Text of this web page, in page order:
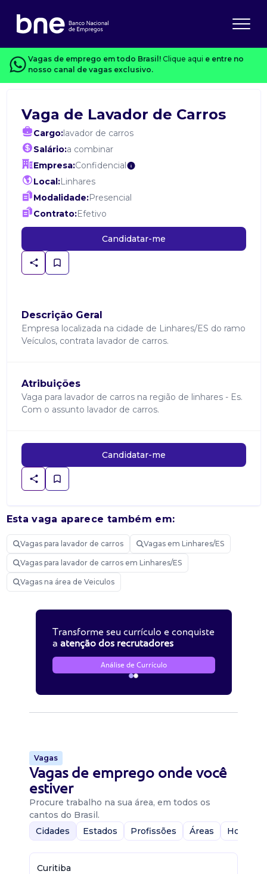
Vagas de emprego em todo Brasil! Clique aqui e entre no
nosso canal de vagas exclusivo.
Vaga de Lavador de Carros
Cargo:lavador de carros
Salário:a combinar
Empresa:Confidencial
Local:Linhares
Modalidade:Presencial
Contrato:Efetivo
Candidatar-me
Descrição Geral
Empresa localizada na cidade de Linhares/ES do ramo
Veículos, contrata lavador de carros.
Atribuições
Vaga para lavador de carros na região de linhares - Es.
Com o assunto lavador de carros.
Candidatar-me
Esta vaga aparece também em:
Vagas para lavador de carros Vagas em Linhares/ES
Vagas para lavador de carros em Linhares/ES
Vagas na área de Veiculos
Transforme seu currículo e conquiste
a atenção dos recrutadores
Análise de Currículo
Vagas
Vagas de emprego onde você
estiver
Procure trabalho na sua área, em todos os
cantos do Brasil.
Cidades
Estados Profissões Áreas Home-
Curitiba